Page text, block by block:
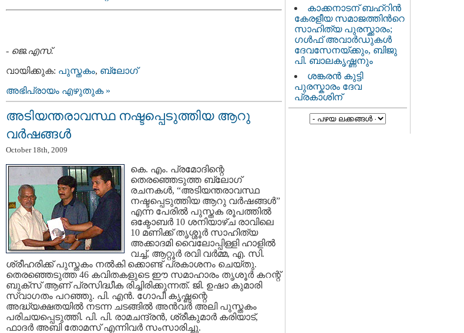
- ജെ.എസ്.
വായിക്കുക: പുസ്തകം, ബ്ലോഗ്
അഭിപ്രായം എഴുതുക »
അടിയന്തരാവസ്ഥ നഷ്ടപ്പെടുത്തിയ ആറു
വര്‍ഷങ്ങള്‍
October 18th, 2009
കെ. എം. പ്രമോദിന്റെ
തെരഞ്ഞെടുത്ത ബ്ലോഗ്
രചനകള്‍, “അടിയന്തരാവസ്ഥ
നഷ്ടപ്പെടുത്തിയ ആറു വര്‍ഷങ്ങള്‍”
എന്ന പേരില്‍ പുസ്തക രൂപത്തില്‍
ഒക്ടോബര്‍ 10 ശനിയാഴ്ച രാവിലെ
10 മണിക്ക് തൃശ്ശൂര്‍ സാഹിത്യ
അക്കാദമി വൈലോപ്പിള്ളി ഹാളില്‍
വച്ച്, ആറ്റൂര്‍ രവി വര്‍മ്മ, എ. സി.
ശ്രീഹരിക്ക് പുസ്തകം നല്‍കി ക്കൊണ്ട് പ്രകാശനം ചെയ്തു.
തെരഞ്ഞെടുത്ത 46 കവിതകളുടെ ഈ സമാഹാരം തൃശൂര്‍ കറന്റ്
ബുക്സ് ആണ് പ്രസിദ്ധീക രിച്ചിരിക്കുന്നത്. ജി. ഉഷാ കുമാരി
സ്വാഗതം പറഞ്ഞു. പി. എന്‍. ഗോപീ കൃഷ്ണന്റെ
അദ്ധ്യക്ഷതയില്‍ നടന്ന ചടങ്ങില്‍ അന്‍വര്‍ അലി പുസ്തകം
പരിചയപ്പെടുത്തി. പി. പി. രാമചന്ദ്രന്‍, ശ്രീകുമാര്‍ കരിയാട്,
ഫാദര്‍ അബി തോമസ് എന്നിവര്‍ സംസാരിച്ചു.
കാക്കനാടന് ബഹ്റിന്‍
കേരളീയ സമാജത്തിന്‍റെ
സാഹിത്യ പുരസ്ക്കാരം;
ഗള്‍ഫ് അവാര്‍ഡുകള്‍
ദേവസേനയ്ക്കും, ബിജു
പി. ബാലകൃഷ്ണനും
ശങ്കരന്‍ കുട്ടി
പുരസ്കാരം ദേവ
പ്രകാശിന്